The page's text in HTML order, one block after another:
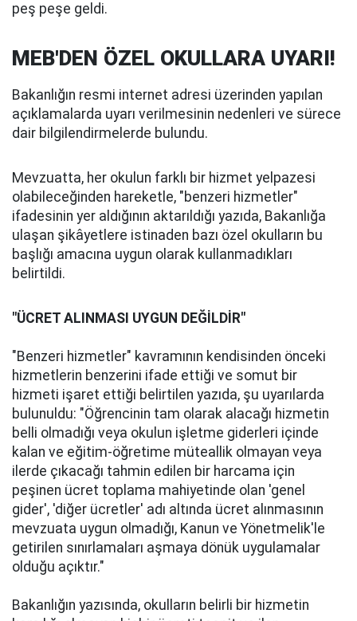
peş peşe geldi.
MEB'DEN ÖZEL OKULLARA UYARI!
Bakanlığın resmi internet adresi üzerinden yapılan
açıklamalarda uyarı verilmesinin nedenleri ve sürece
dair bilgilendirmelerde bulundu.
Mevzuatta, her okulun farklı bir hizmet yelpazesi
olabileceğinden hareketle, "benzeri hizmetler"
ifadesinin yer aldığının aktarıldığı yazıda, Bakanlığa
ulaşan şikâyetlere istinaden bazı özel okulların bu
başlığı amacına uygun olarak kullanmadıkları
belirtildi.
"ÜCRET ALINMASI UYGUN DEĞİLDİR"
"Benzeri hizmetler" kavramının kendisinden önceki
hizmetlerin benzerini ifade ettiği ve somut bir
hizmeti işaret ettiği belirtilen yazıda, şu uyarılarda
bulunuldu: "Öğrencinin tam olarak alacağı hizmetin
belli olmadığı veya okulun işletme giderleri içinde
kalan ve eğitim-öğretime müteallik olmayan veya
ilerde çıkacağı tahmin edilen bir harcama için
peşinen ücret toplama mahiyetinde olan 'genel
gider', 'diğer ücretler' adı altında ücret alınmasının
mevzuata uygun olmadığı, Kanun ve Yönetmelik'le
getirilen sınırlamaları aşmaya dönük uygulamalar
olduğu açıktır."
Bakanlığın yazısında, okulların belirli bir hizmetin